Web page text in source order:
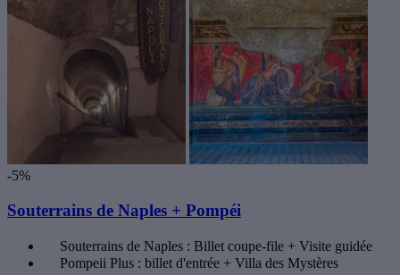
-5%
Souterrains de Naples + Pompéi
Souterrains de Naples : Billet coupe-file + Visite guidée
Pompeii Plus : billet d'entrée + Villa des Mystères